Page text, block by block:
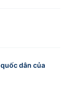
dân của